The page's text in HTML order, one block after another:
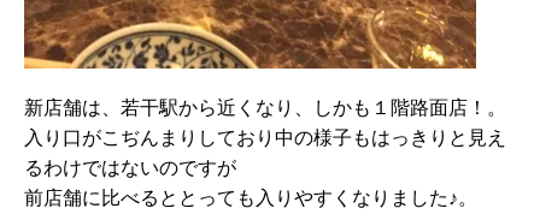
新店舗は、若干駅から近くなり、しかも１階路面店！。
入り口がこぢんまりしており中の様子もはっきりと見え
るわけではないのですが
前店舗に比べるととっても入りやすくなりました♪。